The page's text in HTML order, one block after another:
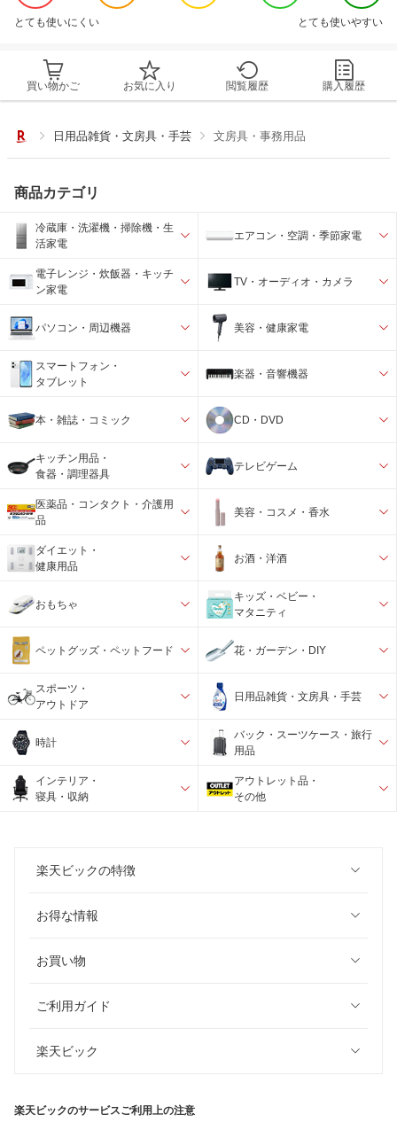
とても使いにくい とても使いやすい
買い物かご お気に入り 閲覧履歴 購入履歴
日用品雑貨・文房具・手芸 文房具・事務用品
商品カテゴリ
冷蔵庫・洗濯機・掃除機・生
活家電
エアコン・空調・季節家電
電子レンジ・炊飯器・キッチ
ン家電
TV・オーディオ・カメラ
パソコン・周辺機器 美容・健康家電
スマートフォン・
タブレット
楽器・音響機器
本・雑誌・コミック CD・DVD
キッチン用品・
食器・調理器具
テレビゲーム
医薬品・コンタクト・介護用
品
美容・コスメ・香水
ダイエット・
健康用品
お酒・洋酒
おもちゃ
キッズ・ベビー・
マタニティ
ペットグッズ・ペットフード 花・ガーデン・DIY
スポーツ・
アウトドア
日用品雑貨・文房具・手芸
時計
バック・スーツケース・旅行
用品
インテリア・
寝具・収納
アウトレット品・
その他
楽天ビックの特徴
お得な情報
お買い物
ご利用ガイド
楽天ビック
楽天ビックのサービスご利用上の注意